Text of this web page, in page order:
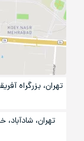
تهران، بزرگراه